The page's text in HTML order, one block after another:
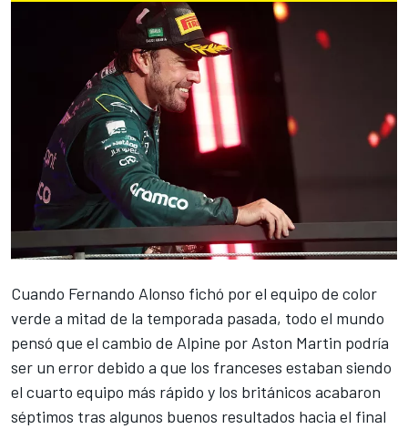
Cuando Fernando Alonso fichó por el equipo de color
verde a mitad de la temporada pasada, todo el mundo
pensó que el cambio de Alpine por Aston Martin podría
ser un error debido a que los franceses estaban siendo
el cuarto equipo más rápido y los británicos acabaron
séptimos tras algunos buenos resultados hacia el final